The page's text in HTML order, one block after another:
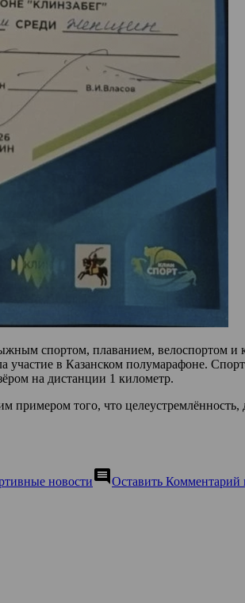
спортом, плаванием, велоспортом
в Казанском полумарафоне.
на дистанции 1 километр.
того, что
новостиcomment Оставить Комментарий